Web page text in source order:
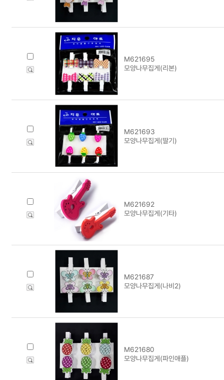
M621695
모양나무집게(리본)
M621693
모양나무집게(딸기)
M621692
모양나무집게(기타)
M621687
모양나무집게(나비2)
M621680
모양나무집게(파인애플)